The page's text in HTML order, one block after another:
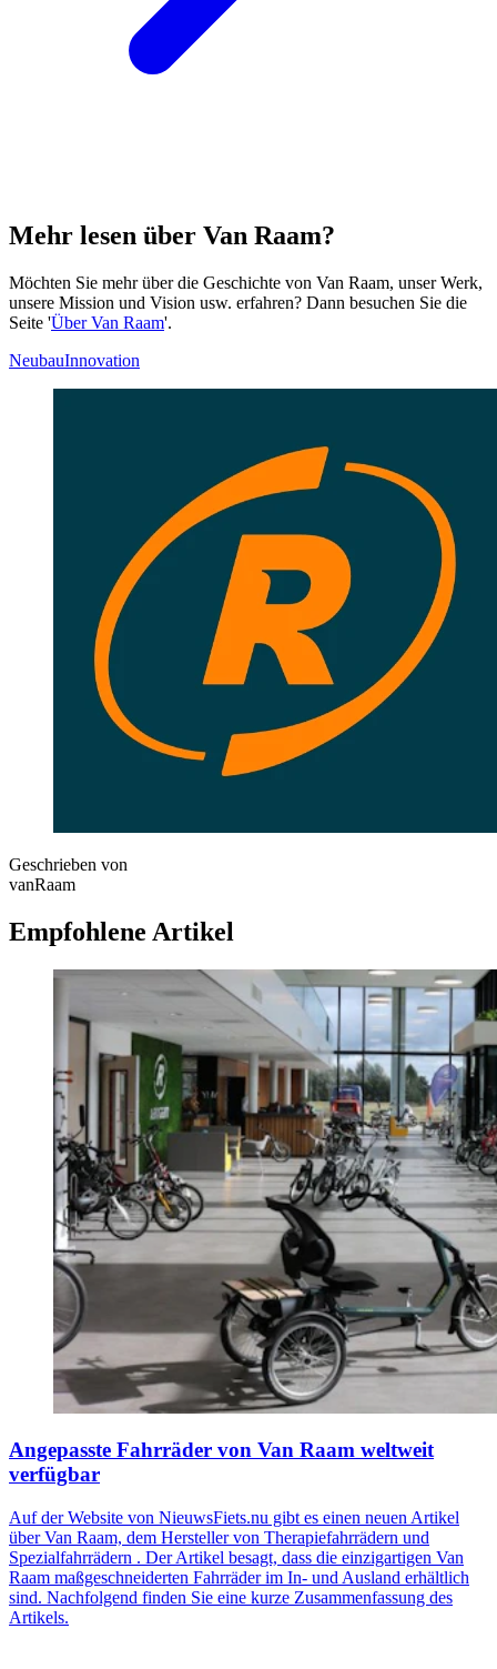
Mehr lesen über Van Raam?
Möchten Sie mehr über die Geschichte von Van Raam, unser Werk,
unsere Mission und Vision usw. erfahren? Dann besuchen Sie die
Seite 'Über Van Raam'.
NeubauInnovation
Geschrieben von
vanRaam
Empfohlene Artikel
Angepasste Fahrräder von Van Raam weltweit
verfügbar
Auf der Website von NieuwsFiets.nu gibt es einen neuen Artikel
über Van Raam, dem Hersteller von Therapiefahrrädern und
Spezialfahrrädern . Der Artikel besagt, dass die einzigartigen Van
Raam maßgeschneiderten Fahrräder im In- und Ausland erhältlich
sind. Nachfolgend finden Sie eine kurze Zusammenfassung des
Artikels.